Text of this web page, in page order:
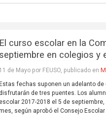
El curso escolar en la
septiembre en colegios y
11 de Mayo por FEUSO, publicado en
Estas fechas suponen un adelanto
de tres puentes. Los
2017-2018 el 5 de
según aprobó el Consejo